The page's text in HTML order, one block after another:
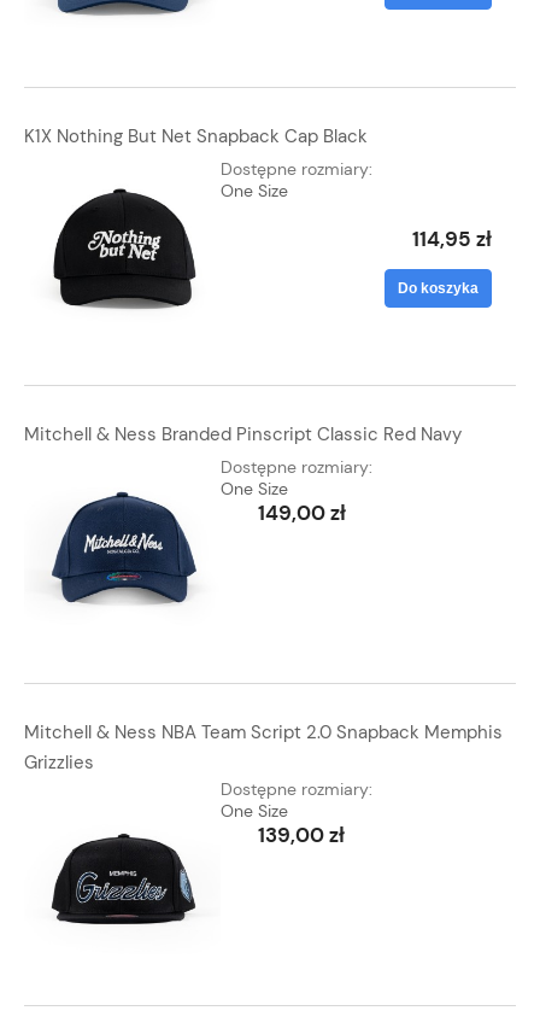
K1X Nothing But Net Snapback Cap Black
Dostępne rozmiary:
One Size
114,95 zł
Do koszyka
Mitchell & Ness Branded Pinscript Classic Red Navy
Dostępne rozmiary:
One Size
149,00 zł
Mitchell & Ness NBA Team Script 2.0 Snapback Memphis
Grizzlies
Dostępne rozmiary:
One Size
139,00 zł